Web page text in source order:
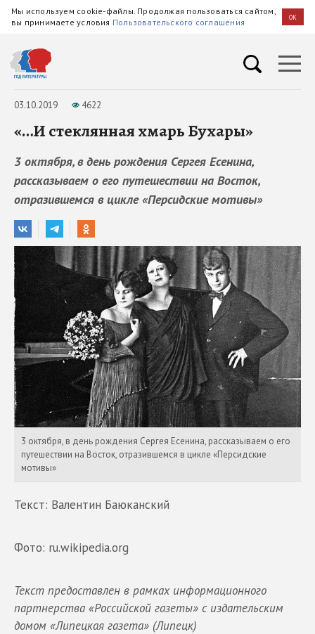
Мы используем cookie-файлы. Продолжая пользоваться сайтом,
вы принимаете условия Пользовательского соглашения OK
03.10.2019 4622
«…И стеклянная хмарь Бухары»
3 октября, в день рождения Сергея Есенина,
рассказываем о его путешествии на Восток,
отразившемся в цикле «Персидские мотивы»
3 октября, в день рождения Сергея Есенина, рассказываем о его
путешествии на Восток, отразившемся в цикле «Персидские
мотивы»
Текст: Валентин Баюканский
Фото: ru.wikipedia.org
Текст предоставлен в рамках информационного
партнерства «Российской газеты» с издательским
домом «Липецкая газета» (Липецк)